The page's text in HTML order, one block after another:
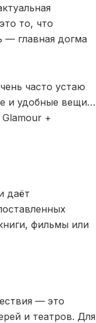
то, что
— главная догма
часто устаю
и удобные вещи…
+
даёт
фильмы или
— это
и театров. Для